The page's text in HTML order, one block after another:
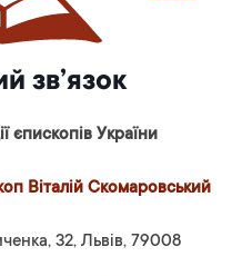
зв’язок
єпископів України
Віталій Скомаровський
32, Львів, 79008